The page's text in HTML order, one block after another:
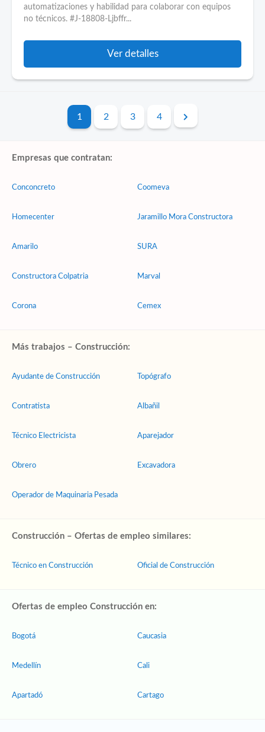
automatizaciones y habilidad para colaborar con equipos
no técnicos. #J-18808-Ljbffr...
Ver detalles
1 2 3 4
Empresas que contratan:
Conconcreto
Homecenter
Amarilo
Constructora Colpatria
Corona
Coomeva
Jaramillo Mora Constructora
SURA
Marval
Cemex
Más trabajos – Construcción:
Ayudante de Construcción
Contratista
Técnico Electricista
Obrero
Operador de Maquinaria Pesada
Topógrafo
Albañil
Aparejador
Excavadora
Construcción – Ofertas de empleo similares:
Técnico en Construcción Oficial de Construcción
Ofertas de empleo Construcción en:
Bogotá
Medellín
Apartadó
Caucasia
Cali
Cartago